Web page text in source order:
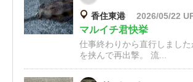
香住東港 2026/05/22
マルイチ君快挙
仕事終わりから直行しまし
を挟んで再出撃。 流...